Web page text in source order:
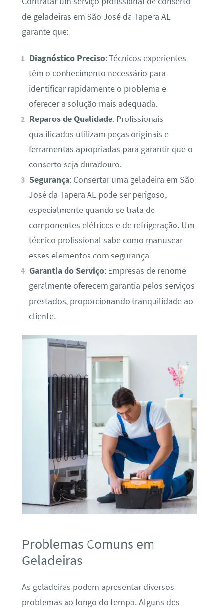
de geladeiras em São José da Tapera AL
garante que:
Diagnóstico Preciso: Técnicos experientes
têm o conhecimento necessário para
identificar rapidamente o problema e
oferecer a solução mais adequada.
Reparos de Qualidade: Profissionais
qualificados utilizam peças originais e
ferramentas apropriadas para garantir que o
conserto seja duradouro.
Segurança: Consertar uma geladeira em São
José da Tapera AL pode ser perigoso,
especialmente quando se trata de
componentes elétricos e de refrigeração. Um
técnico profissional sabe como manusear
esses elementos com segurança.
Garantia do Serviço: Empresas de renome
geralmente oferecem garantia pelos serviços
prestados, proporcionando tranquilidade ao
cliente.
Problemas Comuns em
Geladeiras
As geladeiras podem apresentar diversos
problemas ao longo do tempo. Alguns dos